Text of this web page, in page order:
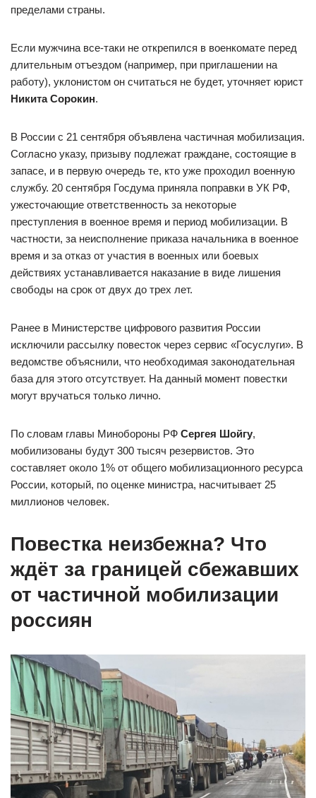
пределами страны.
Если мужчина все-таки не открепился в военкомате перед
длительным отъездом (например, при приглашении на
работу), уклонистом он считаться не будет, уточняет юрист
Никита Сорокин.
В России с 21 сентября объявлена частичная мобилизация.
Согласно указу, призыву подлежат граждане, состоящие в
запасе, и в первую очередь те, кто уже проходил военную
службу. 20 сентября Госдума приняла поправки в УК РФ,
ужесточающие ответственность за некоторые
преступления в военное время и период мобилизации. В
частности, за неисполнение приказа начальника в военное
время и за отказ от участия в военных или боевых
действиях устанавливается наказание в виде лишения
свободы на срок от двух до трех лет.
Ранее в Министерстве цифрового развития России
исключили рассылку повесток через сервис «Госуслуги». В
ведомстве объяснили, что необходимая законодательная
база для этого отсутствует. На данный момент повестки
могут вручаться только лично.
По словам главы Минобороны РФ Сергея Шойгу,
мобилизованы будут 300 тысяч резервистов. Это
составляет около 1% от общего мобилизационного ресурса
России, который, по оценке министра, насчитывает 25
миллионов человек.
Повестка неизбежна? Что
ждёт за границей сбежавших
от частичной мобилизации
россиян